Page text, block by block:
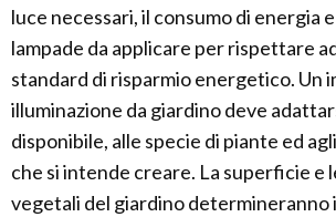
luce necessari, il consumo di energia
lampade da applicare per rispettare
standard di risparmio energetico. Un
illuminazione da giardino deve
disponibile, alle specie di piante ed
che si intende creare. La superficie e
vegetali del giardino determineranno